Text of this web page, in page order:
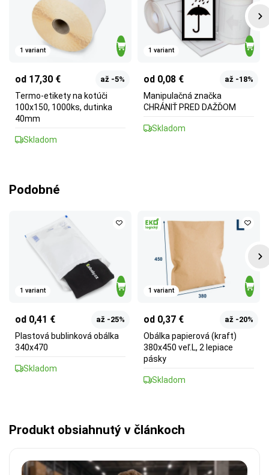
1 variant
od 17,30 € až -5%
Termo-etikety na kotúči
100x150, 1000ks, dutinka
40mm
Skladom
1 variant
od 0,08 € až -18%
Manipulačná značka
CHRÁNIŤ PRED DAŽĎOM
Skladom
Podobné
1 variant
od 0,41 € až -25%
Plastová bublinková obálka
340x470
Skladom
1 variant
od 0,37 € až -20%
Obálka papierová (kraft)
380x450 veľ.L, 2 lepiace
pásky
Skladom
Produkt obsiahnutý v článkoch